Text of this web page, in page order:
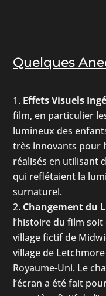
Quelques
Effets Visuels
film, en particulier
lumineux des
très innovants pour
réalisés en utilisant
qui reflétaient la
surnaturel.
Changement du
l’histoire du film
village fictif de
village de
Royaume-Uni. Le
l’écran a été fait